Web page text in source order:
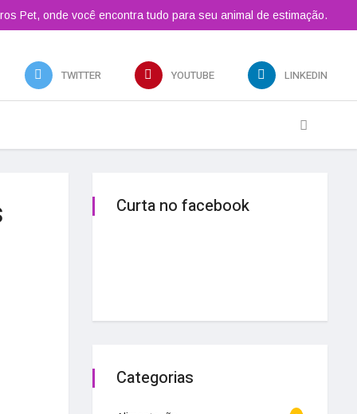
Pet, onde você encontra tudo para seu animal de estimação.
TWITTER YOUTUBE LINKEDIN
Curta no facebook
Categorias